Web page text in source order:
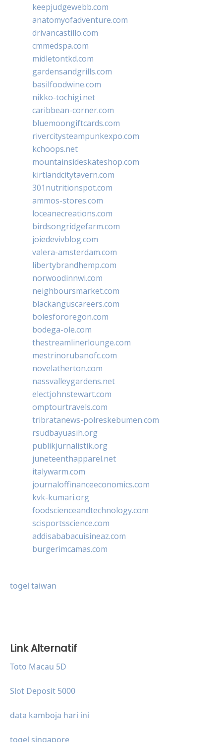
keepjudgewebb.com
anatomyofadventure.com
drivancastillo.com
cmmedspa.com
midletontkd.com
gardensandgrills.com
basilfoodwine.com
nikko-tochigi.net
caribbean-corner.com
bluemoongiftcards.com
rivercitysteampunkexpo.com
kchoops.net
mountainsideskateshop.com
kirtlandcitytavern.com
301nutritionspot.com
ammos-stores.com
loceanecreations.com
birdsongridgefarm.com
joiedevivblog.com
valera-amsterdam.com
libertybrandhemp.com
norwoodinnwi.com
neighboursmarket.com
blackanguscareers.com
bolesfororegon.com
bodega-ole.com
thestreamlinerlounge.com
mestrinorubanofc.com
novelatherton.com
nassvalleygardens.net
electjohnstewart.com
omptourtravels.com
tribratanews-polreskebumen.com
rsudbayuasih.org
publikjurnalistik.org
juneteenthapparel.net
italywarm.com
journaloffinanceeconomics.com
kvk-kumari.org
foodscienceandtechnology.com
scisportsscience.com
addisababacuisineaz.com
burgerimcamas.com
togel taiwan
Link Alternatif
Toto Macau 5D
Slot Deposit 5000
data kamboja hari ini
togel singapore